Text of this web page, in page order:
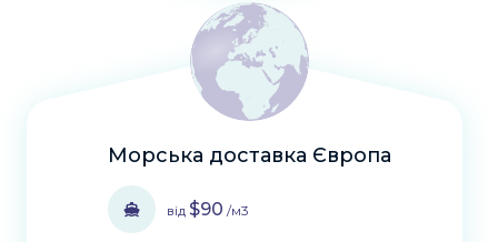
Морська доставка Європа
від $90 /м3